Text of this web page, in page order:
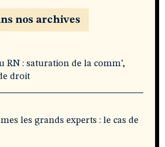
nos archives
RN : saturation de la comm’,
droit
les grands experts : le cas de